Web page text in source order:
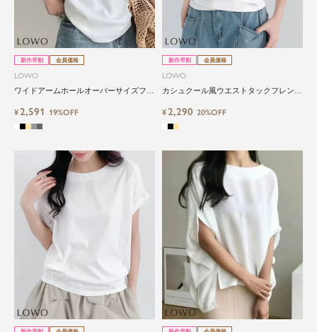
新作早割 会員価格
LOWO
ワイドアームホールオーバーサイズフレ
¥2,591 19%OFF
新作早割 会員価格
LOWO
カシュクール風ウエストタックフレンチ
¥2,290 20%OFF